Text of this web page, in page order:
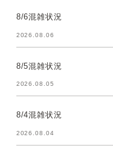
8/6混雑状況
2026.08.06
8/5混雑状況
2026.08.05
8/4混雑状況
2026.08.04